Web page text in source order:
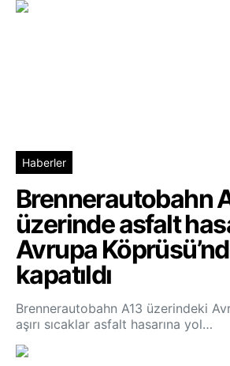
Haberler
Brennerautobahn
üzerinde asfalt
Avrupa
kapatıldı
Brennerautobahn A13 üzerindeki
aşırı sıcaklar asfalt hasarına yol…